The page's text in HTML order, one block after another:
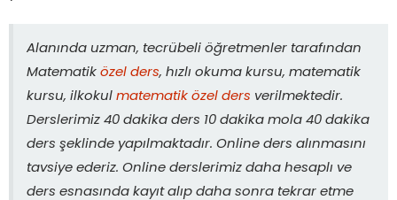
Alanında uzman, tecrübeli öğretmenler tarafından
Matematik özel ders, hızlı okuma kursu, matematik
kursu, ilkokul matematik özel ders verilmektedir.
Derslerimiz 40 dakika ders 10 dakika mola 40 dakika
ders şeklinde yapılmaktadır. Online ders alınmasını
tavsiye ederiz. Online derslerimiz daha hesaplı ve
ders esnasında kayıt alıp daha sonra tekrar etme